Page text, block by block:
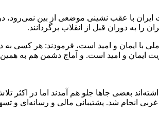
ایران با عقب نشینی موضعی از بین
به دوران قبل از انقلاب برگردانند.
ملی با ایمان و امید است، فرمودند: هر
ایمان و امید است. و آماج دشمن هم به
بعضی‌ جاها جلو هم آمدند اما در
انجام شد. پشتیبانی مالی و رسانه‌ای و